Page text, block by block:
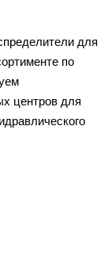
для
по
центров для